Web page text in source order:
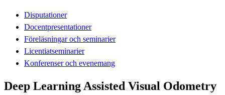
Disputationer
Docentpresentationer
Föreläsningar och seminarier
Licentiatseminarier
Konferenser och evenemang
Deep Learning Assisted Visual Odometry